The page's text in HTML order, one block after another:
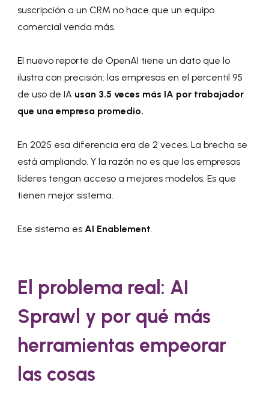
suscripción a un CRM no hace que un equipo
comercial venda más.
El nuevo reporte de OpenAI tiene un dato que lo
ilustra con precisión: las empresas en el percentil 95
de uso de IA usan 3.5 veces más IA por trabajador
que una empresa promedio.
En 2025 esa diferencia era de 2 veces. La brecha se
está ampliando. Y la razón no es que las empresas
líderes tengan acceso a mejores modelos. Es que
tienen mejor sistema.
Ese sistema esAI Enablement.
El problema real: AI
Sprawl y por qué más
herramientas empeorar
las cosas